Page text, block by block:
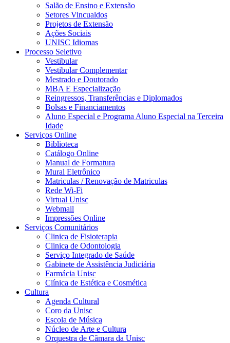
Salão de Ensino e Extensão
Setores Vincualdos
Projetos de Extensão
Ações Sociais
UNISC Idiomas
Processo Seletivo
Vestibular
Vestibular Complementar
Mestrado e Doutorado
MBA E Especialização
Reingressos, Transferências e Diplomados
Bolsas e Financiamentos
Aluno Especial e Programa Aluno Especial na Terceira
Idade
Serviços Online
Biblioteca
Catálogo Online
Manual de Formatura
Mural Eletrônico
Matriculas / Renovação de Matriculas
Rede Wi-Fi
Virtual Unisc
Webmail
Impressões Online
Serviços Comunitários
Clinica de Fisioterapia
Clinica de Odontologia
Serviço Integrado de Saúde
Gabinete de Assistência Judiciária
Farmácia Unisc
Clínica de Estética e Cosmética
Cultura
Agenda Cultural
Coro da Unisc
Escola de Música
Núcleo de Arte e Cultura
Orquestra de Câmara da Unisc